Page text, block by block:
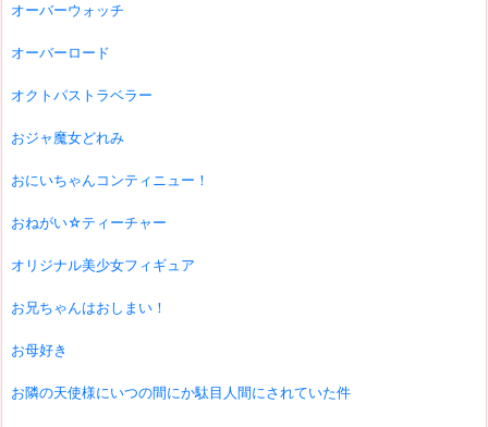
オーバーウォッチ
オーバーロード
オクトパストラベラー
おジャ魔女どれみ
おにいちゃんコンティニュー！
おねがい☆ティーチャー
オリジナル美少女フィギュア
お兄ちゃんはおしまい！
お母好き
お隣の天使様にいつの間にか駄目人間にされていた件